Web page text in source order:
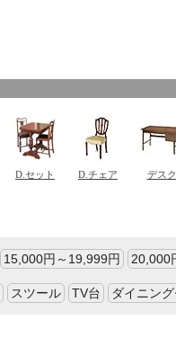
15,000円～19,999円 20,000
スツール TV台 ダイニン